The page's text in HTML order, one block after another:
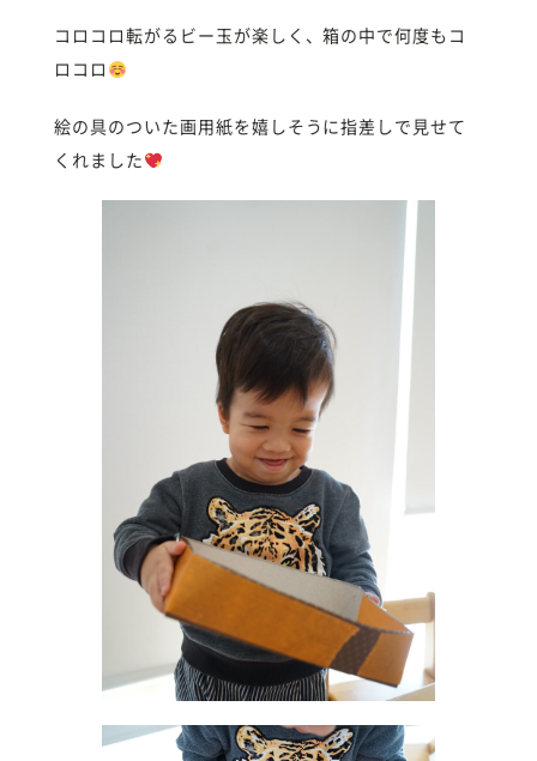
コロコロ転がるビー玉が楽しく、箱の中で何度もコ
ロコロ
絵の具のついた画用紙を嬉しそうに指差しで見せて
くれました